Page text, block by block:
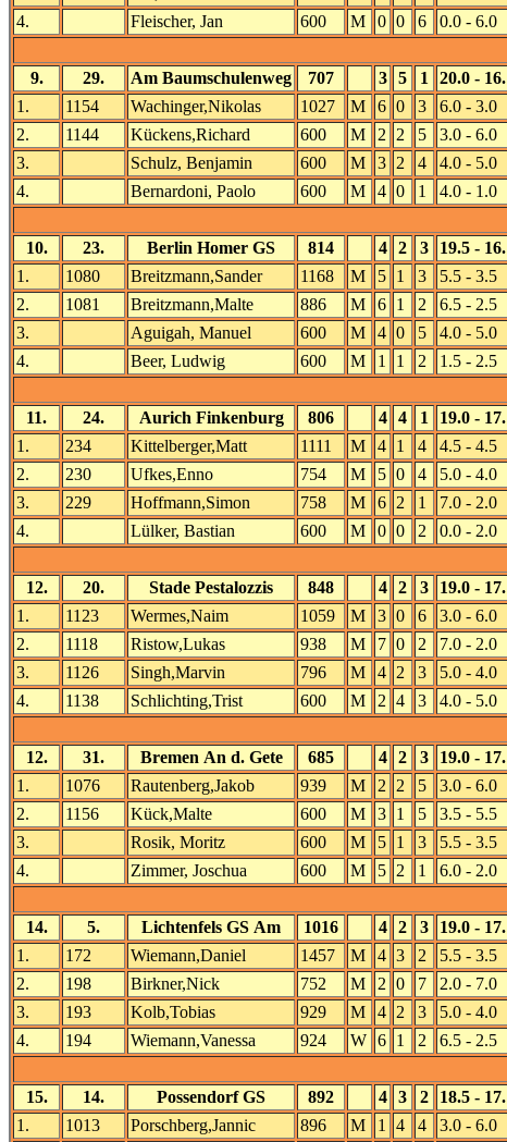
4.
Fleischer, Jan 600 M 0 0 6 0.0 - 6.0
9. 29. Am Baumschulenweg 707 3 5 1 20.0 - 16.
1.
1154 Wachinger,Nikolas 1027 M 6 0 3 6.0 - 3.0
2.
1144 Kückens,Richard 600 M 2 2 5 3.0 - 6.0
3.
Schulz, Benjamin 600 M 3 2 4 4.0 - 5.0
4.
Bernardoni, Paolo 600 M 4 0 1 4.0 - 1.0
10. 23. Berlin Homer GS 814 4 2 3 19.5 - 16.
1.
1080 Breitzmann,Sander 1168 M 5 1 3 5.5 - 3.5
2.
1081 Breitzmann,Malte 886 M 6 1 2 6.5 - 2.5
3.
Aguigah, Manuel 600 M 4 0 5 4.0 - 5.0
4.
Beer, Ludwig 600 M 1 1 2 1.5 - 2.5
11. 24. Aurich Finkenburg 806 4 4 1 19.0 - 17.
1.
234 Kittelberger,Matt 1111 M 4 1 4 4.5 - 4.5
2.
230 Ufkes,Enno 754 M 5 0 4 5.0 - 4.0
3.
229 Hoffmann,Simon 758 M 6 2 1 7.0 - 2.0
4.
Lülker, Bastian 600 M 0 0 2 0.0 - 2.0
12. 20. Stade Pestalozzis 848 4 2 3 19.0 - 17.
1.
1123 Wermes,Naim 1059 M 3 0 6 3.0 - 6.0
2.
1118 Ristow,Lukas 938 M 7 0 2 7.0 - 2.0
3.
1126 Singh,Marvin 796 M 4 2 3 5.0 - 4.0
4.
1138 Schlichting,Trist 600 M 2 4 3 4.0 - 5.0
12. 31. Bremen An d. Gete 685 4 2 3 19.0 - 17.
1.
1076 Rautenberg,Jakob 939 M 2 2 5 3.0 - 6.0
2.
1156 Kück,Malte 600 M 3 1 5 3.5 - 5.5
3.
Rosik, Moritz 600 M 5 1 3 5.5 - 3.5
4.
Zimmer, Joschua 600 M 5 2 1 6.0 - 2.0
14. 5. Lichtenfels GS Am 1016 4 2 3 19.0 - 17.
1.
172 Wiemann,Daniel 1457 M 4 3 2 5.5 - 3.5
2.
198 Birkner,Nick 752 M 2 0 7 2.0 - 7.0
3.
193 Kolb,Tobias 929 M 4 2 3 5.0 - 4.0
4.
194 Wiemann,Vanessa 924 W 6 1 2 6.5 - 2.5
15. 14. Possendorf GS 892 4 3 2 18.5 - 17.
1.
1013 Porschberg,Jannic 896 M 1 4 4 3.0 - 6.0